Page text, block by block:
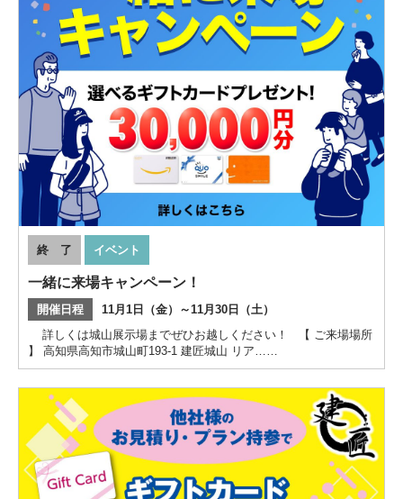
終 了 イベント
一緒に来場キャンペーン！
開催日程
11月1日（金）～11月30日（土）
詳しくは城山展示場までぜひお越しください！ 【 ご来場場所
】 高知県高知市城山町193-1 建匠城山 リア……